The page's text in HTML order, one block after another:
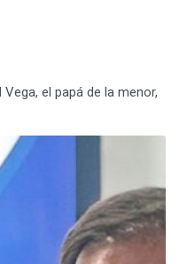
el papá de la menor,